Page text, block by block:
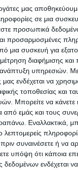
μας
σε μια
προσωπικά
προσαρμοσμένες
μια συσκευή για
διαφήμισης και
υπηρεσιών.
μας ενδέχεται να
τοποθεσίας και
Μπορείτε να κάνετε
από εμάς και τους
Εναλλακτικά,
συναινέσετε ή να
υπόψη ότι κάποια
ενδέχεται να
η συμμετοχή
την
Απέδειξαν με
την πίστη στις
και στην
που ακολουθεί
σε αυτό
με τη Νέα